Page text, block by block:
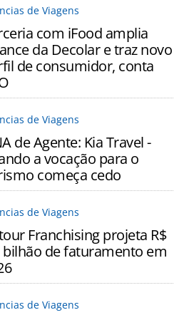
de Viagens
com iFood amplia
da Decolar e traz novo
de consumidor, conta
de Viagens
de Agente: Kia Travel -
a vocação para o
começa cedo
de Viagens
Franchising projeta R$
bilhão de faturamento em
de Viagens